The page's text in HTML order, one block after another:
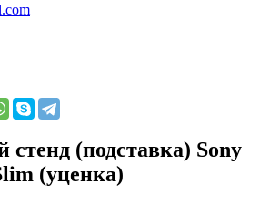
(подставка) Sony
(уценка)